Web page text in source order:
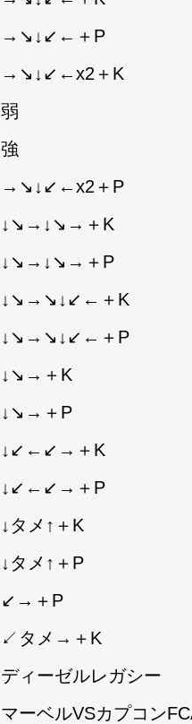
→↘↓↙←＋P
→↘↓↙←x2＋K
弱
強
→↘↓↙←x2＋P
↓↘→↓↘→＋K
↓↘→↓↘→＋P
↓↘→↘↓↙←＋K
↓↘→↘↓↙←＋P
↓↘→＋K
↓↘→＋P
↓↙←↙→＋K
↓↙←↙→＋P
↓タメ↑＋K
↓タメ↑＋P
↙→＋P
↙タメ→＋K
ディーゼルレガシー
マーベルVSカプコン